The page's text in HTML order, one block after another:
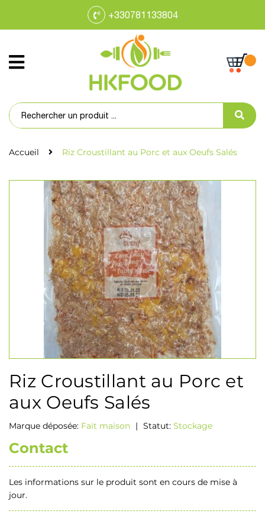
+330781133804
Accueil Riz Croustillant au Porc et aux Oeufs Salés
Riz Croustillant au Porc et
aux Oeufs Salés
Marque déposée: Fait maison | Statut: Stockage
Contact
Les informations sur le produit sont en cours de mise à
jour.